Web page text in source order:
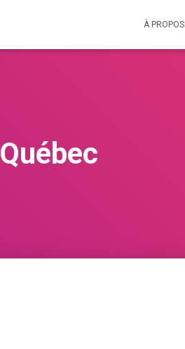
À PROPOS
Québec